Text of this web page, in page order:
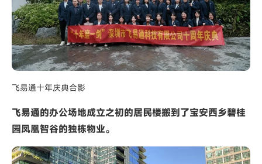
飞易通十年庆典合影
飞易通的办公场地成立之初的居民楼搬到了宝安西乡碧桂
园凤凰智谷的独栋物业。